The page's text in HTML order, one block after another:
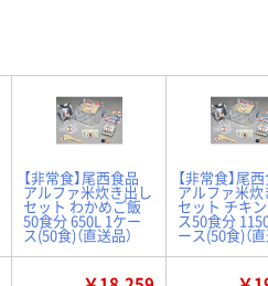
【非常食】尾西食品
アルファ米炊き出し
セット わかめご飯
50食分 650L 1ケー
ス(50食)（直送品）
【非常食】尾
アルファ米
セット チキ
ス50食分
ース(50食)（直